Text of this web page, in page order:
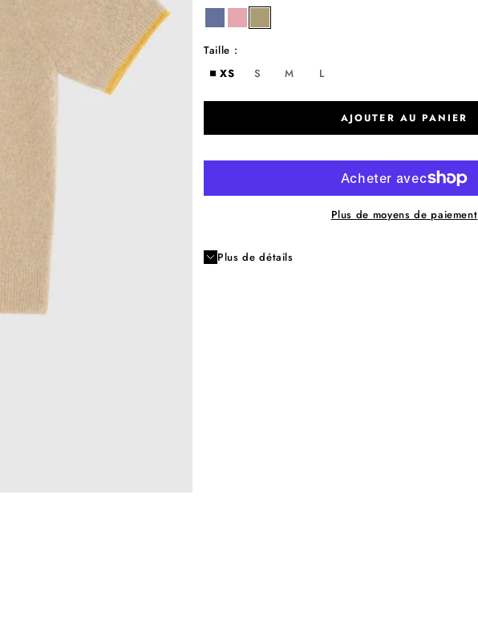
denimfrozen kiss
sable
Taille :
XS
S M L
AJOUTER AU PANIER
Plus de moyens de paiement
Plus de détails